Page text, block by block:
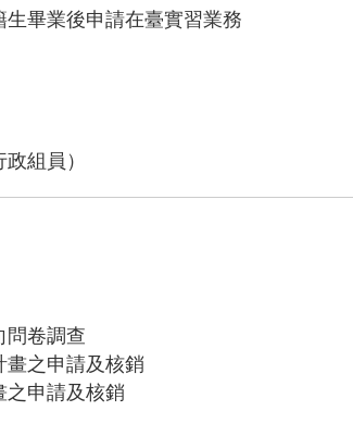
畢業後申請在臺實習業務
組員）
問卷調查
畫之申請及核銷
之申請及核銷